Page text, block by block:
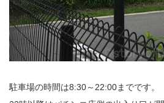
駐車場の時間は8:30～22:00までです。